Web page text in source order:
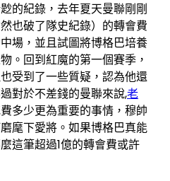
紀錄，去年夏天曼聯剛剛
也破了隊史紀錄）的轉會費
場，並且試圖將博格巴培養
。回到紅魔的第一個賽季，
受到了一些質疑，認為他還
對於不差錢的曼聯來說,老
多少更為重要的事情，穆帥
麾下愛將。如果博格巴真能
這筆超過1億的轉會費或許